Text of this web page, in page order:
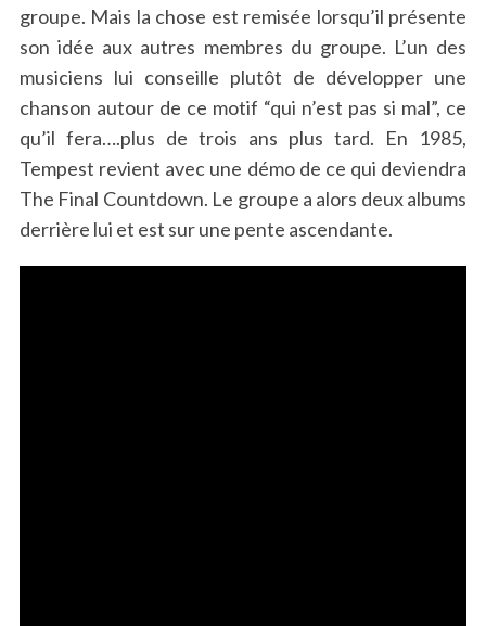
groupe. Mais la chose est remisée lorsqu’il présente
son idée aux autres membres du groupe. L’un des
musiciens lui conseille plutôt de développer une
chanson autour de ce motif “qui n’est pas si mal”, ce
qu’il fera….plus de trois ans plus tard. En 1985,
Tempest revient avec une démo de ce qui deviendra
The Final Countdown. Le groupe a alors deux albums
derrière lui et est sur une pente ascendante.